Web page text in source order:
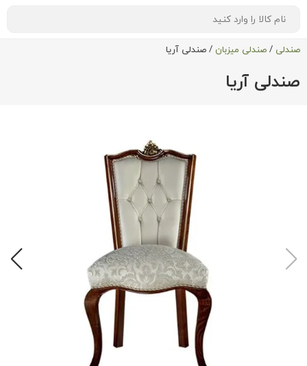
صندلی / صندلی میزبان / صندلی آریا
صندلی آریا